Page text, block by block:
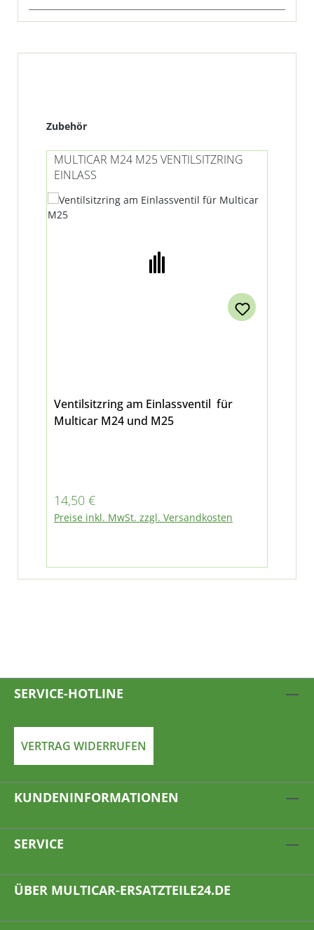
Produktgalerie überspringen
Zubehör
MULTICAR M24 M25 VENTILSITZRING
EINLASS
Ventilsitzring am Einlassventil für
Multicar M24 und M25
Regulärer Preis:
14,50 €
Preise inkl. MwSt. zzgl. Versandkosten
SERVICE-HOTLINE
VERTRAG WIDERRUFEN
KUNDENINFORMATIONEN
SERVICE
ÜBER MULTICAR-ERSATZTEILE24.DE